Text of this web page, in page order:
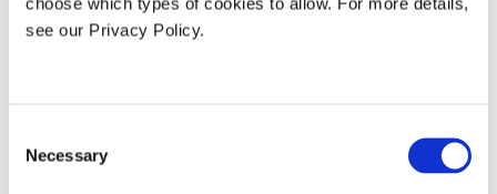
see our Privacy Policy.
Selection
Necessary